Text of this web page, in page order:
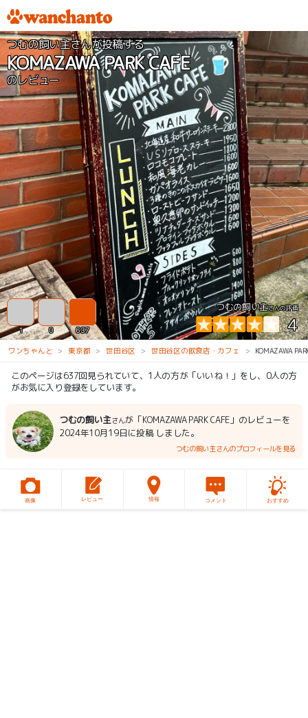
つむの飼い主さんが投稿する
KOMAZAWA PARK CAFE
のレビュー
つむの飼い主さんの評価
4
1 0 637
ワンちゃんと 東京都 世田谷区 世田谷区の飲食店・カフェ KOMAZAWA
このページは637回見られていて、1人の方が「いいね！」をし、0人の方
がお気に入り登録をしています。
つむの飼い主さんが「KOMAZAWA PARK CAFE」のレビューを
2024年10月19日に投稿 しました。
つむの飼い主さんのプロフィールを見る
画像 レビュー 情報 コメント おすすめ